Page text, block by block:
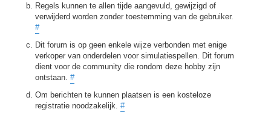
Regels kunnen te allen tijde aangevuld, gewijzigd of
verwijderd worden zonder toestemming van de gebruiker.
#
Dit forum is op geen enkele wijze verbonden met enige
verkoper van onderdelen voor simulatiespellen. Dit forum
dient voor de community die rondom deze hobby zijn
ontstaan. #
Om berichten te kunnen plaatsen is een kosteloze
registratie noodzakelijk. #